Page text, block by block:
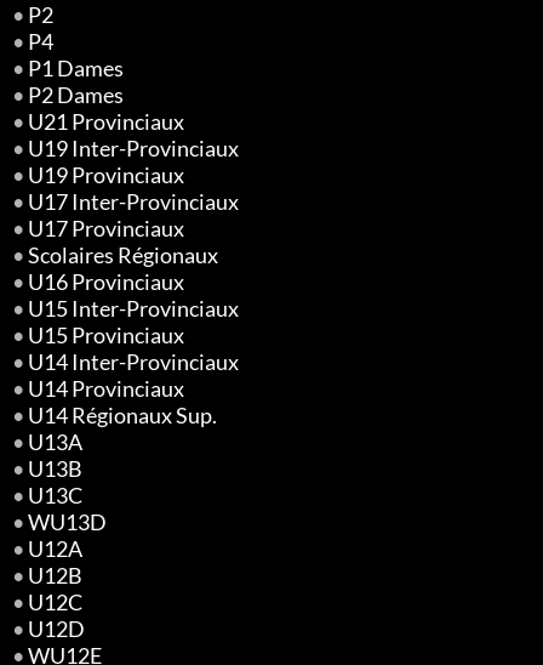
• P2
• P4
• P1 Dames
• P2 Dames
• U21 Provinciaux
• U19 Inter-Provinciaux
• U19 Provinciaux
• U17 Inter-Provinciaux
• U17 Provinciaux
•Scolaires Régionaux
• U16 Provinciaux
• U15 Inter-Provinciaux
• U15 Provinciaux
• U14 Inter-Provinciaux
• U14 Provinciaux
• U14 Régionaux Sup.
• U13A
• U13B
• U13C
•WU13D
• U12A
• U12B
• U12C
• U12D
•WU12E